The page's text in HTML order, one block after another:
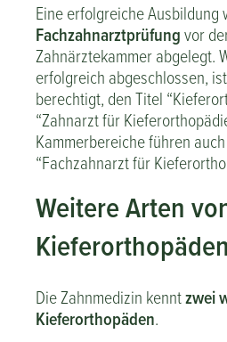
Eine erfolgreiche
Fachzahnarztprüfungvor
Zahnärztekammer abgelegt.
erfolgreich abgeschlossen,
berechtigt, den Titel
“Zahnarzt für
Kammerbereiche führen
“Fachzahnarzt für
Weitere Arten
Kieferorthopäden
Die Zahnmedizin kenntzwei
Kieferorthopäden.